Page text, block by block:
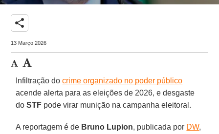
share
13 Março 2026
Infiltração docrime organizado no poder público
acende alerta para as eleições de 2026, e desgaste
doSTF pode virar munição na campanha eleitoral.
A reportagem é de Bruno Lupion, publicada por DW,